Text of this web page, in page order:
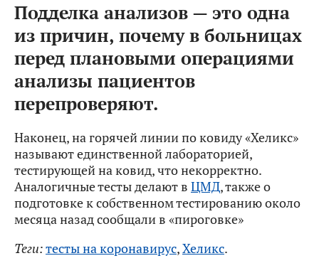
Подделка анализов — это одна
из причин, почему в больницах
перед плановыми операциями
анализы пациентов
перепроверяют.
Наконец, на горячей линии по ковиду «Хеликс»
называют единственной лабораторией,
тестирующей на ковид, что некорректно.
Аналогичные тесты делают в ЦМД, также о
подготовке к собственном тестированию около
месяца назад сообщали в «пироговке»
Теги:тесты на коронавирус,Хеликс.